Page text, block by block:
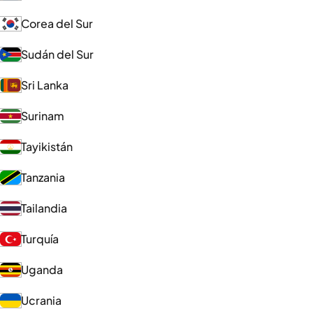
Corea del Sur
Sudán del Sur
Sri Lanka
Surinam
Tayikistán
Tanzania
Tailandia
Turquía
Uganda
Ucrania